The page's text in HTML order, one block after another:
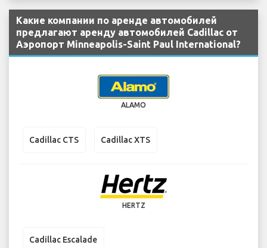
Какие компании по аренде автомобилей
предлагают аренду автомобилей Cadillac от
Аэропорт Minneapolis-Saint Paul International?
ALAMO
Cadillac CTS Cadillac XTS
HERTZ
Cadillac Escalade